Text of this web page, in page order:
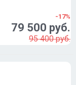
-17%
79 500 руб.
95 400 руб.